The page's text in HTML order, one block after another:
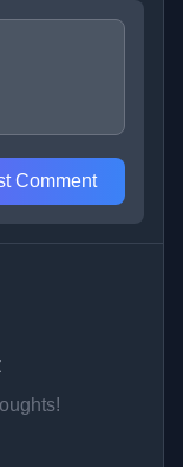
Comment